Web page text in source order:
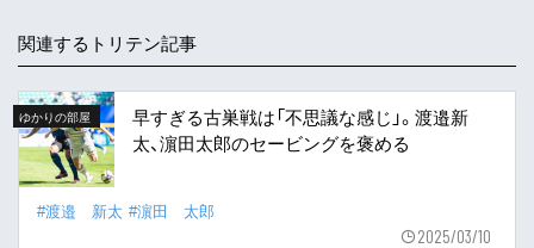
関連するトリテン記事
ゆかりの部屋
早すぎる古巣戦は「不思議な感じ」。渡邉新
太、濵田太郎のセービングを褒める
#渡邉 新太 #濵田 太郎
2025/03/10